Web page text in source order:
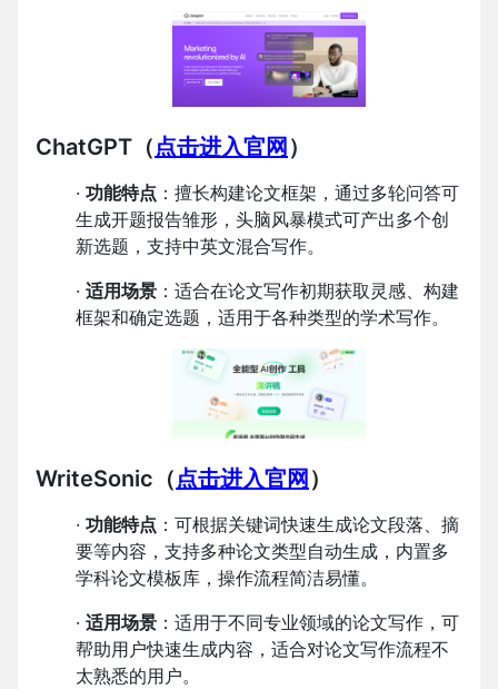
ChatGPT （点击进入官网 ）
· 功能特点 ：擅长构建论文框架，通过多轮问答可
生成开题报告雏形，头脑风暴模式可产出多个创
新选题，支持中英文混合写作。
· 适用场景 ：适合在论文写作初期获取灵感、构建
框架和确定选题，适用于各种类型的学术写作。
WriteSonic （点击进入官网 ）
· 功能特点 ：可根据关键词快速生成论文段落、摘
要等内容，支持多种论文类型自动生成，内置多
学科论文模板库，操作流程简洁易懂。
· 适用场景 ：适用于不同专业领域的论文写作，可
帮助用户快速生成内容，适合对论文写作流程不
太熟悉的用户。